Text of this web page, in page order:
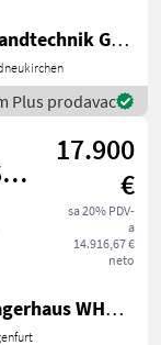
BULLA Landtechnik GmbH
Plus prodavac
17.900
€
sa 20% PDV-
a
14.916,67 €
neto
Unser Lagerhaus WHG, Kärnten, Klagenfurt